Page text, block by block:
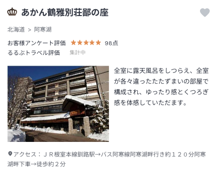
あかん鶴雅別荘鄙の座
北海道
阿寒湖
お客様アンケート評価
98点
るるぶトラベル評価
集計中
全室に露天風呂をしつらえ、全室
が各々違ったたたずまいの部屋で
構成され、ゆったり感とくつろぎ
感を体感していただます。
アクセス： ＪＲ根室本線釧路駅→バス阿寒線阿寒湖畔行き約１２０分阿寒
湖畔下車→徒歩約２分